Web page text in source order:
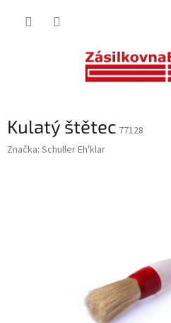
Kulatý štětec 77128
Značka: Schuller Eh'klar